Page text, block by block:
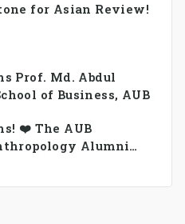
for Asian Review!
Prof. Md. Abdul
of Business, AUB
❤️ The AUB
Alumni
hoc Committee has